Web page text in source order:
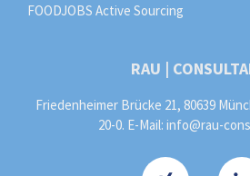
FOODJOBS Active Sourcing
RAU |
Friedenheimer Brücke 21, 80639
20-0. E-Mail: info@rau-